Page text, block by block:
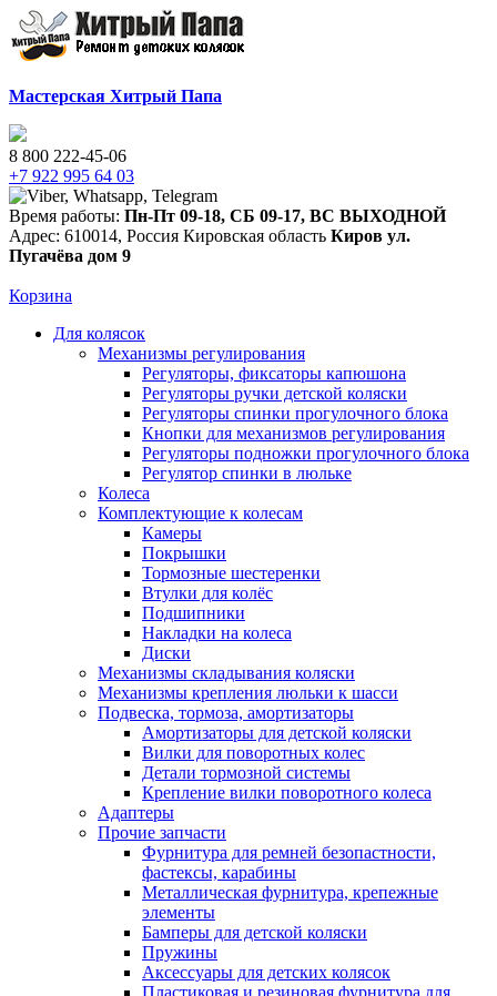
Мастерская Хитрый Папа
8 800 222-45-06
+7 922 995 64 03
Время работы: Пн-Пт 09-18, СБ 09-17, ВС ВЫХОДНОЙ
Адрес: 610014, Россия Кировская область Киров ул.
Пугачёва дом 9
Корзина
Для колясок
Механизмы регулирования
Регуляторы, фиксаторы капюшона
Регуляторы ручки детской коляски
Регуляторы спинки прогулочного блока
Кнопки для механизмов регулирования
Регуляторы подножки прогулочного блока
Регулятор спинки в люльке
Колеса
Комплектующие к колесам
Камеры
Покрышки
Тормозные шестеренки
Втулки для колёс
Подшипники
Накладки на колеса
Диски
Механизмы складывания коляски
Механизмы крепления люльки к шасси
Подвеска, тормоза, амортизаторы
Амортизаторы для детской коляски
Вилки для поворотных колес
Детали тормозной системы
Крепление вилки поворотного колеса
Адаптеры
Прочие запчасти
Фурнитура для ремней безопастности,
фастексы, карабины
Металлическая фурнитура, крепежные
элементы
Бамперы для детской коляски
Пружины
Аксессуары для детских колясок
Пластиковая и резиновая фурнитура для